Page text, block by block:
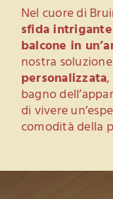
Evo Wellness
Guida
Blog
Nel cuore di
sfida intrigante
balcone in
nostra
personalizzata
bagno
di vivere
comodità della